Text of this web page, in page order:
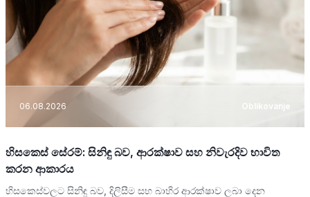
06.08.2026 Oblikovanje
හිසකෙස් සේරම්: සිනිඳු බව, ආරක්ෂාව සහ නිවැරදිව භාවිත
කරන ආකාරය
හිසකෙස්වලට සිනිඳු බව, දිලිසීම සහ බාහිර ආරක්ෂාව ලබා දෙන